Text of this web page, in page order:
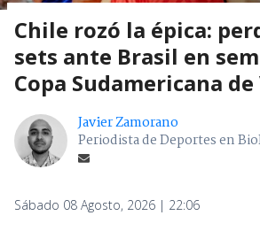
Chile rozó la épica:
sets ante Brasil en
Copa Sudamericana
Javier Zamorano
Periodista de Deportes en
Sábado 08 Agosto, 2026 | 22:06